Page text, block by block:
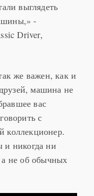
выглядеть
-
Driver,
же важен, как и
машина не
вас
с
коллекционер.
никогда ни
а не об обычных